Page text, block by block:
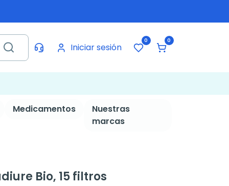
Iniciar sesión
0 0
Medicamentos
Nuestras
marcas
Bio, 15 filtros